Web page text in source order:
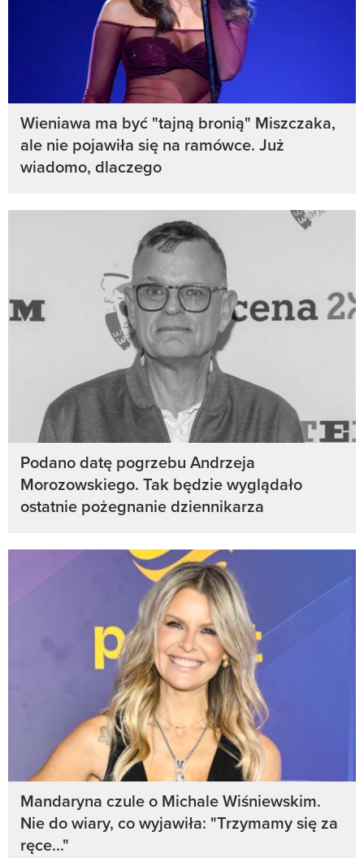
Wieniawa ma być "tajną bronią" Miszczaka,
ale nie pojawiła się na ramówce. Już
wiadomo, dlaczego
Podano datę pogrzebu Andrzeja
Morozowskiego. Tak będzie wyglądało
ostatnie pożegnanie dziennikarza
Mandaryna czule o Michale Wiśniewskim.
Nie do wiary, co wyjawiła: "Trzymamy się za
ręce..."